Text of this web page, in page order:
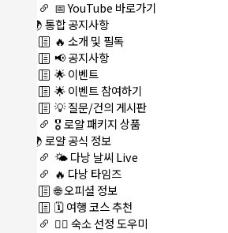
📅 YouTube 바로가기
🌍 통합 공지사항
🔥 소개 및 필독
📢 공지사항
🌟 이벤트
🌟 이벤트 참여하기
💡 질문/건의 게시판
🎖️ 로얄 패키지 상품
🌍 로얄 공식 정보
🌤️ 다낭 날씨 Live
🔥 다낭 타임즈
🌐 오피셜 정보
🗓️ 여행 코스 추천
🏊‍♀️ 숙소 선정 도우미